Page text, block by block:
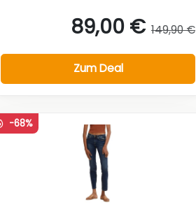
89,00 € 149,90 €
Zum Deal
-68%